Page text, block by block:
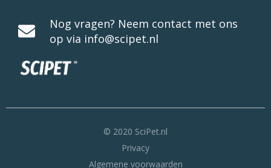
Nog vragen? Neem contact met ons
op via info@scipet.nl
© 2020 SciPet.nl
Privacy
Algemene voorwaarden